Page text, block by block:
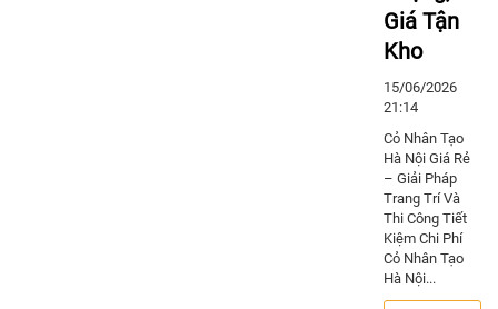
Giá Tận
Kho
15/06/2026
21:14
Cỏ Nhân Tạo
Hà Nội Giá Rẻ
– Giải Pháp
Trang Trí Và
Thi Công Tiết
Kiệm Chi Phí
Cỏ Nhân Tạo
Hà Nội...